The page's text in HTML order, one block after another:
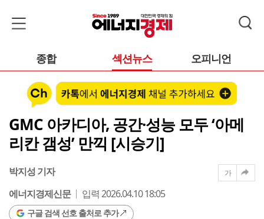
종합 섹션뉴스 오피니언
GMC 아카디아, 공간·성능 모두 ‘아메
리칸 갬성’ 만끽 [시승기]
박지성 기자
에너지경제신문
입력 2026.04.10 18:05
구글 검색 선호 출처로 추가
가